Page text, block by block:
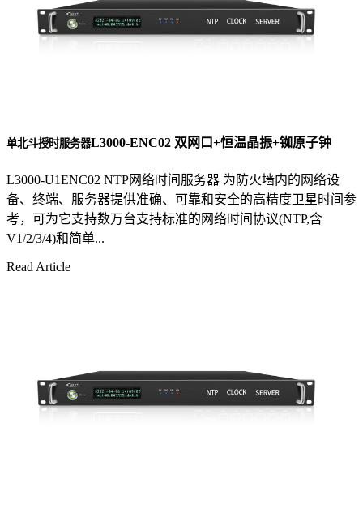
单北斗授时服务器L3000-ENC02 双网口+恒温晶振+铷原子钟
L3000-U1ENC02 NTP网络时间服务器 为防火墙内的网络设
备、终端、服务器提供准确、可靠和安全的高精度卫星时间参
考，可为它支持数万台支持标准的网络时间协议(NTP,含
V1/2/3/4)和简单...
Read Article